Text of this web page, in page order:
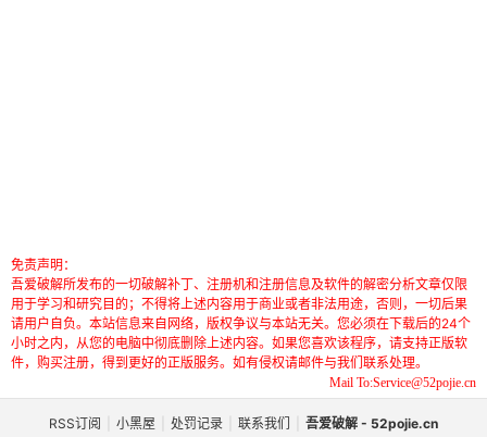
免责声明：
吾爱破解所发布的一切破解补丁、注册机和注册信息及软件的解密分析文章仅限
用于学习和研究目的；不得将上述内容用于商业或者非法用途，否则，一切后果
请用户自负。本站信息来自网络，版权争议与本站无关。您必须在下载后的24个
小时之内，从您的电脑中彻底删除上述内容。如果您喜欢该程序，请支持正版软
件，购买注册，得到更好的正版服务。如有侵权请邮件与我们联系处理。
Mail To:Service@52pojie.cn
RSS订阅 小黑屋 处罚记录 联系我们
吾爱破解 - 52pojie.cn